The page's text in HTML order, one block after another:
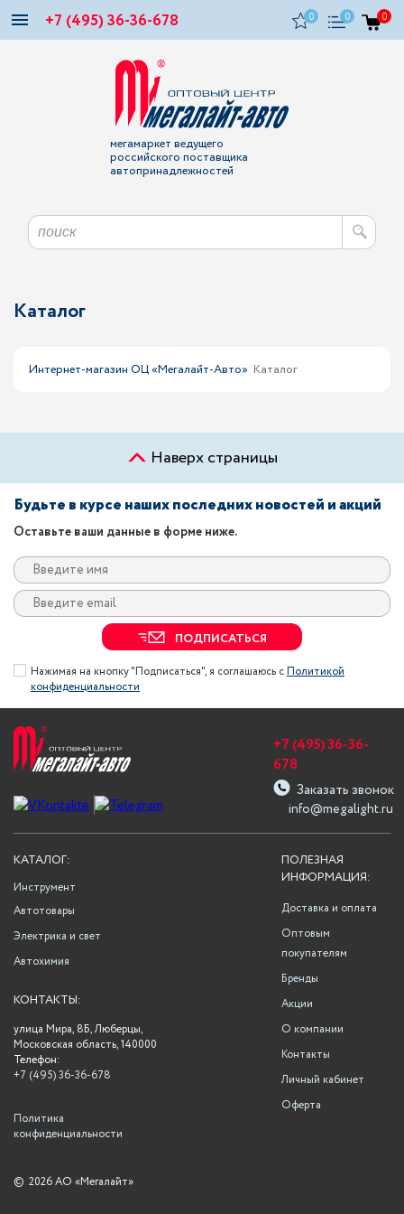
+7 (495) 36-36-678 0 0 0
мегамаркет ведущего
российского поставщика
автопринадлежностей
Каталог
Интернет-магазин ОЦ «Мегалайт-Авто» Каталог
Наверх страницы
Будьте в курсе наших последних новостей и акций
Оставьте ваши данные в форме ниже.
ПОДПИСАТЬСЯ
Нажимая на кнопку "Подписаться", я соглашаюсь сПолитикой
конфиденциальности
info@megalight.ru
+7 (495) 36-36-
678
Заказать звонок
ПОЛЕЗНАЯ
ИНФОРМАЦИЯ:
Доставка и оплата
Оптовым
покупателям
Бренды
Акции
О компании
Контакты
Личный кабинет
Оферта
КАТАЛОГ:
Инструмент
Автотовары
Электрика и свет
Автохимия
КОНТАКТЫ:
улица Мира, 8Б, Люберцы,
Московская область, 140000
Телефон:
+7 (495) 36-36-678
Политика
конфиденциальности
© 2026 АО «Мегалайт»